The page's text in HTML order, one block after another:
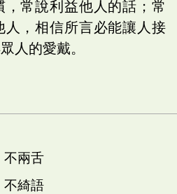
常說利益他人的話；常
人，相信所言必能讓人接
人的愛戴。
兩舌
綺語